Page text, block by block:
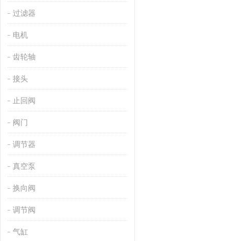
过滤器
电机
齿轮轴
接头
止回阀
阀门
调节器
真空泵
换向阀
调节阀
气缸